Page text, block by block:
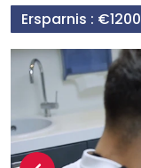
Ersparnis : €1200